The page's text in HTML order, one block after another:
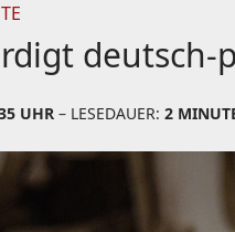
UHR – LESEDAUER: 2